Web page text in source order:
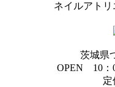
ネイルアト
茨城県
OPEN 10
定